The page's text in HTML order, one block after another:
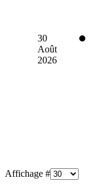
30
Août
2026
Affichage #